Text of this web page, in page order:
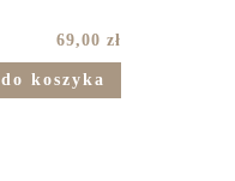
69,00 zł
do koszyka